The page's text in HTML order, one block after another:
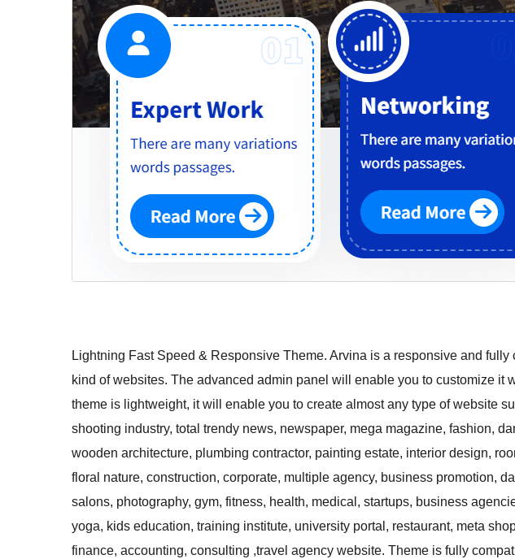
Lightning Fast Speed & Responsive Theme. Arvina is a responsive and
kind of websites. The advanced admin panel will enable you to customize it
theme is lightweight, it will enable you to create almost any type of website
shooting industry, total trendy news, newspaper, mega magazine, fashion,
wooden architecture, plumbing contractor, painting estate, interior design,
floral nature, construction, corporate, multiple agency, business promotion,
salons, photography, gym, fitness, health, medical, startups, business
yoga, kids education, training institute, university portal, restaurant, meta
finance, accounting, consulting ,travel agency website. Theme is fully